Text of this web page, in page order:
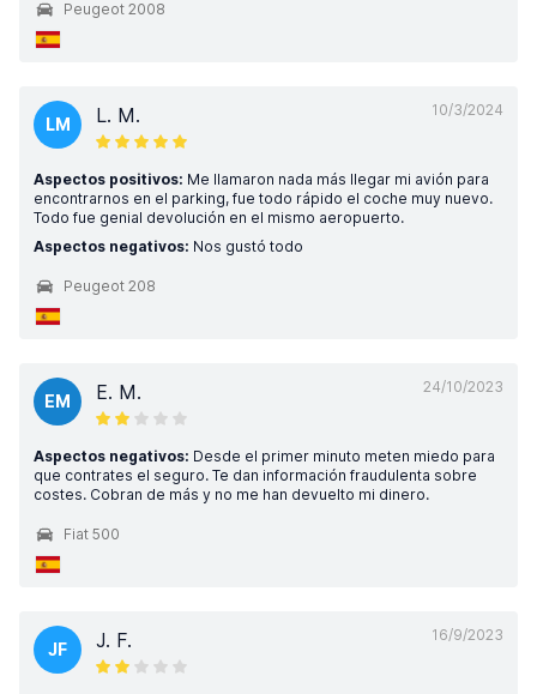
Peugeot 2008
10/3/2024
LM L. M.
Aspectos positivos: Me llamaron nada más llegar mi avión para
encontrarnos en el parking, fue todo rápido el coche muy nuevo.
Todo fue genial devolución en el mismo aeropuerto.
Aspectos negativos: Nos gustó todo
Peugeot 208
24/10/2023
EM E. M.
Aspectos negativos: Desde el primer minuto meten miedo para
que contrates el seguro. Te dan información fraudulenta sobre
costes. Cobran de más y no me han devuelto mi dinero.
Fiat 500
16/9/2023
JF J. F.